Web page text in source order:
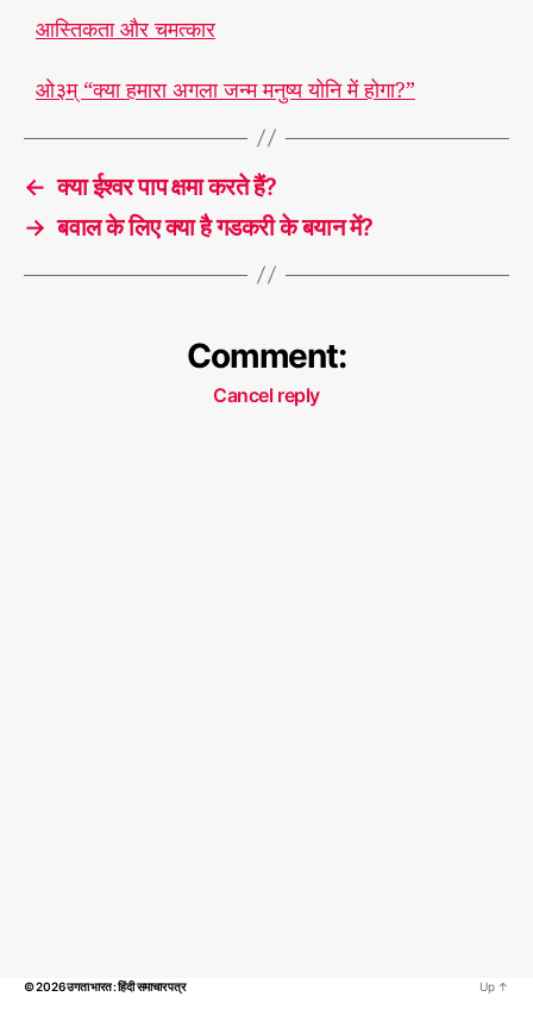
आस्तिकता और चमत्कार
ओ३म् “क्या हमारा अगला जन्म मनुष्य योनि में होगा?”
← क्या ईश्वर पाप क्षमा करते हैं?
→ बवाल के लिए क्या है गडकरी के बयान में?
Comment:
Cancel reply
© 2026उगता भारत : हिंदी समाचार पत्र Up ↑